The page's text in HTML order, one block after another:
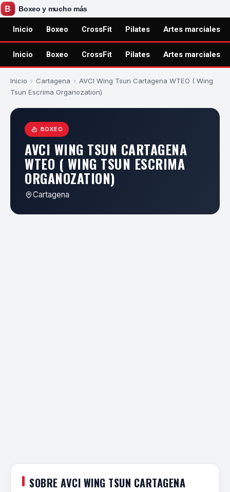
Inicio Boxeo CrossFit Pilates Artes marciales
Inicio Boxeo CrossFit Pilates Artes marciales
Inicio › Cartagena › AVCI Wing Tsun Cartagena WTEO ( Wing
Tsun Escrima Organozation)
BOXEO
AVCI WING TSUN CARTAGENA
WTEO ( WING TSUN ESCRIMA
ORGANOZATION)
Cartagena
SOBRE AVCI WING TSUN CARTAGENA